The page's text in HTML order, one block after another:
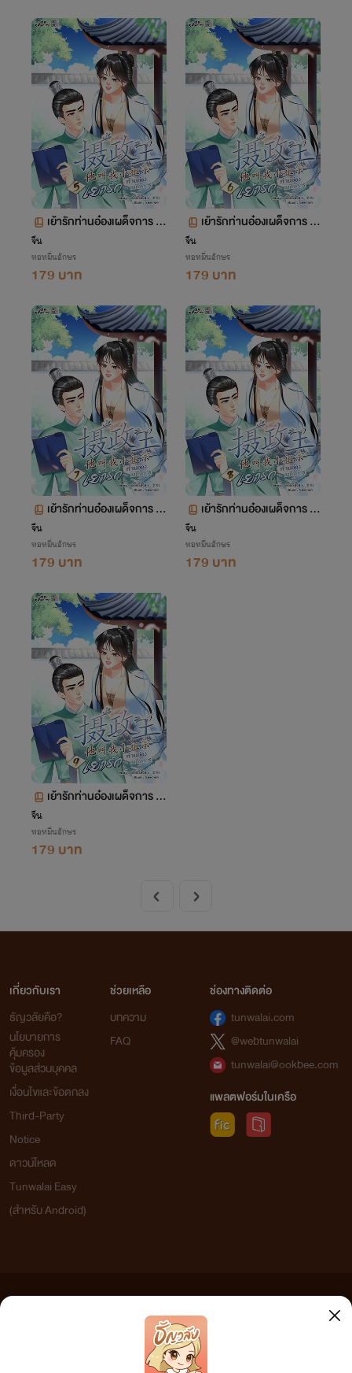
เย้ารักท่านอ๋องเผด็จการ เล่
จีน
หอหมื่นอักษร
179 บาท
เย้ารักท่านอ๋องเผด็จการ เล่
จีน
หอหมื่นอักษร
179 บาท
เย้ารักท่านอ๋องเผด็จการ เล่
จีน
หอหมื่นอักษร
179 บาท
เย้ารักท่านอ๋องเผด็จการ เล่
จีน
หอหมื่นอักษร
179 บาท
เย้ารักท่านอ๋องเผด็จการ เล่
จีน
หอหมื่นอักษร
179 บาท
เกี่ยวกับเรา
ธัญวลัยคือ?
นโยบายการ
คุ้มครอง
ข้อมูลส่วนบุคคล
เงื่อนไขและข้อตกลง
Third-Party
Notice
ดาวน์โหลด
Tunwalai Easy
(สำหรับ Android)
ช่วยเหลือ
บทความ
FAQ
ช่องทางติดต่อ
tunwalai.com
@webtunwalai
tunwalai@ookbee.com
แพลตฟอร์มในเครือ
เว็บไซต์แห่งนี้ไม่ได้เห็นด้วยและไม่ขอรับผิดชอบต่อข้อความใดๆ ทั้งสิ้น ดังนั้นผู้อ่านทุกท่านโปรดใช้
วิจารณญาณในการกลั่นกรองด้วยตนเอง และหากท่านพบข้อความใดๆ ที่ขัดต่อกฎหมายและศีลธรรม
กรุณาแจ้งมาที่ tunwalai@ookbee.com เพื่อทีมงานจะได้ดำเนินการในทันที ทั้งนี้ ทางเว็บไซต์ขอสงวน